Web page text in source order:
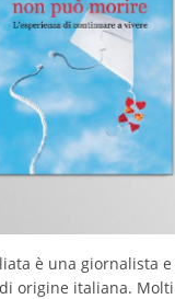
è una giornalista
origine italiana.